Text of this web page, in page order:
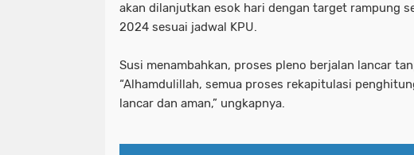
akan dilanjutkan esok hari dengan target rampung
2024 sesuai jadwal KPU.
Susi menambahkan, proses pleno berjalan lancar
“Alhamdulillah, semua proses rekapitulasi
lancar dan aman,” ungkapnya.